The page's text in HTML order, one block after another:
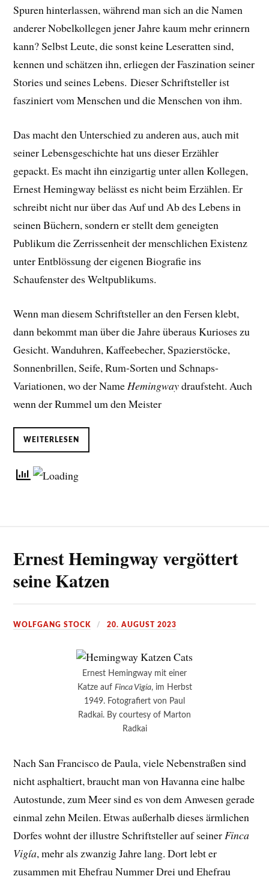
Spuren hinterlassen, während man sich an die Namen
anderer Nobelkollegen jener Jahre kaum mehr erinnern
kann? Selbst Leute, die sonst keine Leseratten sind,
kennen und schätzen ihn, erliegen der Faszination seiner
Stories und seines Lebens. Dieser Schriftsteller ist
fasziniert vom Menschen und die Menschen von ihm.
Das macht den Unterschied zu anderen aus, auch mit
seiner Lebensgeschichte hat uns dieser Erzähler
gepackt. Es macht ihn einzigartig unter allen Kollegen,
Ernest Hemingway belässt es nicht beim Erzählen. Er
schreibt nicht nur über das Auf und Ab des Lebens in
seinen Büchern, sondern er stellt dem geneigten
Publikum die Zerrissenheit der menschlichen Existenz
unter Entblössung der eigenen Biografie ins
Schaufenster des Weltpublikums.
Wenn man diesem Schriftsteller an den Fersen klebt,
dann bekommt man über die Jahre überaus Kurioses zu
Gesicht. Wanduhren, Kaffeebecher, Spazierstöcke,
Sonnenbrillen, Seife, Rum-Sorten und Schnaps-
Variationen, wo der NameHemingwaydraufsteht. Auch
wenn der Rummel um den Meister
WEITERLESEN
Ernest Hemingway vergöttert
seine Katzen
WOLFGANG STOCK 20. AUGUST 2023
Ernest Hemingway mit einer
Katze auf Finca Vigía, im Herbst
1949. Fotografiert von Paul
Radkai. By courtesy of Marton
Radkai
Nach San Francisco de Paula, viele Nebenstraßen sind
nicht asphaltiert, braucht man von Havanna eine halbe
Autostunde, zum Meer sind es von dem Anwesen gerade
einmal zehn Meilen. Etwas außerhalb dieses ärmlichen
Dorfes wohnt der illustre Schriftsteller auf seiner Finca
Vigía, mehr als zwanzig Jahre lang. Dort lebt er
zusammen mit Ehefrau Nummer Drei und Ehefrau